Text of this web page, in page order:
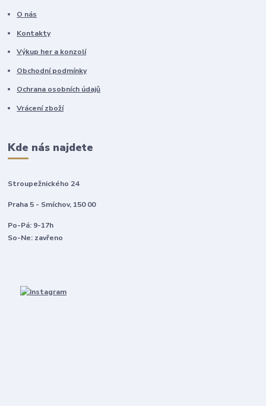
O nás
Kontakty
Výkup her a konzolí
Obchodní podmínky
Ochrana osobních údajů
Vrácení zboží
Kde nás najdete
Stroupežnického 24
Praha 5 - Smíchov, 150 00
Po-Pá: 9-17h
So-Ne: zavřeno